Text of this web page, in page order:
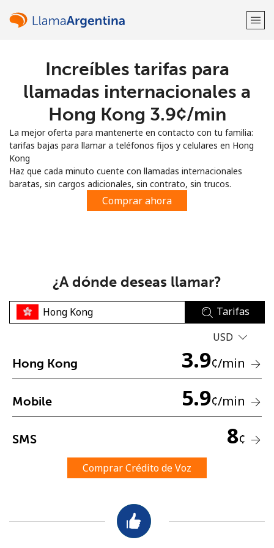
¡Bienvenido!
Regístrate con
o
No se ha creado una contraseña
Una letra mayúscula y una minúscula
Un número
Mantente en contacto para recibir nuestras mejores
Increíbles tarifas para
llamadas internacionales a
Hong Kong ⁦3.9¢⁩/min
La mejor oferta para mantenerte en contacto con tu familia:
tarifas bajas para llamar a teléfonos fijos y celulares en Hong
Kong
Haz que cada minuto cuente con llamadas internacionales
baratas, sin cargos adicionales, sin contrato, sin trucos.
Comprar ahora
¿A dónde deseas llamar?
Tarifas
USD
Hong Kong 3.9¢/min
Mobile 5.9¢/min
SMS 8¢
Comprar Crédito de Voz